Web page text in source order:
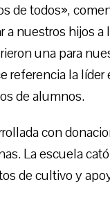
de todos»,
a nuestros hijos a
una para
referencia la
de alumnos.
con
La escuela
de cultivo y